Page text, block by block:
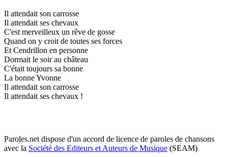
Il attendait son carrosse
Il attendait ses chevaux
C'est merveilleux un rêve de gosse
Quand on y croit de toutes ses forces
Et Cendrillon en personne
Dormait le soir au château
C'était toujours sa bonne
La bonne Yvonne
Il attendait son carrosse
Il attendait ses chevaux !
Paroles.net dispose d'un accord de licence de paroles de chansons
avec la Société des Editeurs et Auteurs de Musique (SEAM)